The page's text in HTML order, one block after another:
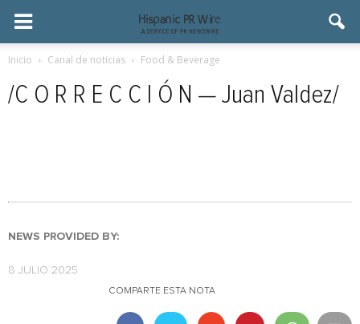
Inicio Canal de noticias Food & Beverage
/C O R R E C C I Ó N — Juan Valdez/
NEWS PROVIDED BY:
8 JULIO 2025
COMPARTE ESTA NOTA